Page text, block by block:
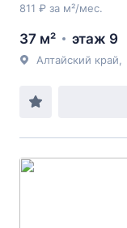
811 ₽ за м²/мес.
37 м² этаж 9
Алтайский край